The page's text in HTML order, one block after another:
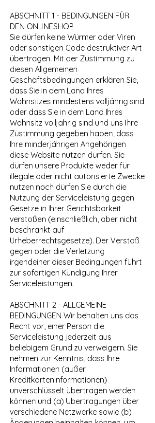
ABSCHNITT 1 - BEDINGUNGEN FÜR
DEN ONLINESHOP
Sie dürfen keine Würmer oder Viren
oder sonstigen Code destruktiver Art
übertragen. Mit der Zustimmung zu
diesen Allgemeinen
Geschäftsbedingungen erklären Sie,
dass Sie in dem Land Ihres
Wohnsitzes mindestens volljährig sind
oder dass Sie in dem Land Ihres
Wohnsitz volljährig sind und uns Ihre
Zustimmung gegeben haben, dass
Ihre minderjährigen Angehörigen
diese Website nutzen dürfen. Sie
dürfen unsere Produkte weder für
illegale oder nicht autorisierte Zwecke
nutzen noch dürfen Sie durch die
Nutzung der Serviceleistung gegen
Gesetze in Ihrer Gerichtsbarkeit
verstoßen (einschließlich, aber nicht
beschränkt auf
Urheberrechtsgesetze). Der Verstoß
gegen oder die Verletzung
irgendeiner dieser Bedingungen führt
zur sofortigen Kündigung Ihrer
Serviceleistungen.
ABSCHNITT 2 - ALLGEMEINE
BEDINGUNGEN Wir behalten uns das
Recht vor, einer Person die
Serviceleistung jederzeit aus
beliebigem Grund zu verweigern. Sie
nehmen zur Kenntnis, dass Ihre
Informationen (außer
Kreditkarteninformationen)
unverschlüsselt übertragen werden
können und (a) Übertragungen über
verschiedene Netzwerke sowie (b)